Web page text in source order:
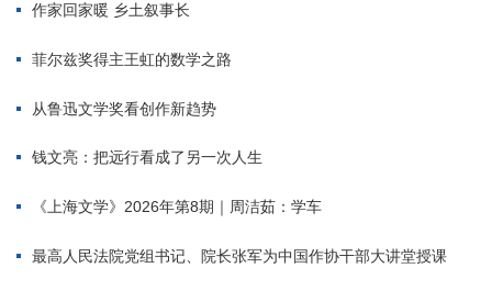
作家回家暖 乡土叙事长
菲尔兹奖得主王虹的数学之路
从鲁迅文学奖看创作新趋势
钱文亮：把远行看成了另一次人生
《上海文学》2026年第8期｜周洁茹：学车
最高人民法院党组书记、院长张军为中国作协干部大讲堂授课